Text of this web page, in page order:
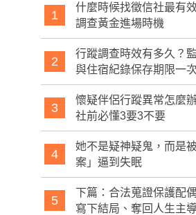
1
什麼時候找徵信社最有
調查黃金進場時機
2
行蹤調查時效有多久？
與住宿紀錄保存期限一
3
懷疑伴侶行蹤異常怎麼
社前必懂3要3不要
4
她不是疑神疑鬼，而是
案」逼到失眠
5
下篇：合法蒐證保護配
寫下結局、奪回人生主